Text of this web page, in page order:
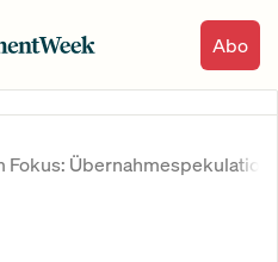
Abo
Fokus: